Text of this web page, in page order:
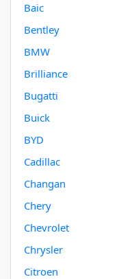
Baic
Bentley
BMW
Brilliance
Bugatti
Buick
BYD
Cadillac
Changan
Chery
Chevrolet
Chrysler
Citroen